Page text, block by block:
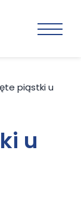
piąstki u
u